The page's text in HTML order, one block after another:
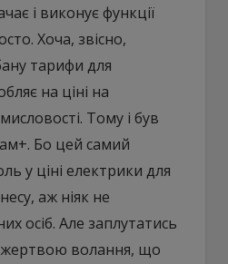
і виконує функції
Хоча, звісно,
тарифи для
на ціні на
Тому і був
Бо цей самий
у ціні електрики для
аж ніяк не
осіб. Але заплутатись
жертвою волання, що